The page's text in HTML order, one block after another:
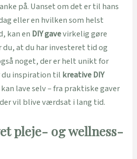
på. Uanset om det er til hans
eller en hvilken som helst
kan en DIY gavevirkelig gøre
at du har investeret tid og
noget, der er helt unikt for
du inspiration til kreative DIY
lave selv – fra praktiske gaver
vil blive værdsat i lang tid.
pleje- og wellness-